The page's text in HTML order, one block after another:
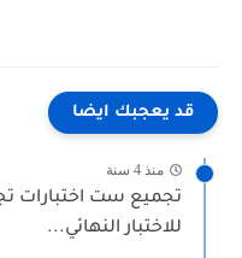
قد يعجبك ايضا
منذ 4 سنة
تجميع ست اختبارات
للاختبار النهائي...